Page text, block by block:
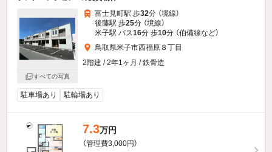
すべての写真
富士見町駅 歩32分 （境線）
後藤駅 歩25分 （境線）
米子駅 バス16分 歩10分 （伯備線など）
鳥取県米子市西福原８丁目
2階建 / 2年1ヶ月 / 鉄骨造
駐車場あり 駐輪場あり
7.3万円
（管理費3,000円）